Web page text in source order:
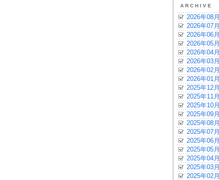
ARCHIVE
2026年08月
2026年07月
2026年06月
2026年05月
2026年04月
2026年03月
2026年02月
2026年01月
2025年12月
2025年11月
2025年10月
2025年09月
2025年08月
2025年07月
2025年06月
2025年05月
2025年04月
2025年03月
2025年02月